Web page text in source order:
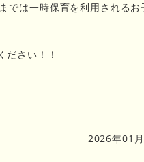
では一時保育を利用されるお
ださい！！
2026年01